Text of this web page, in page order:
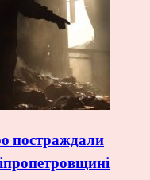
постраждали